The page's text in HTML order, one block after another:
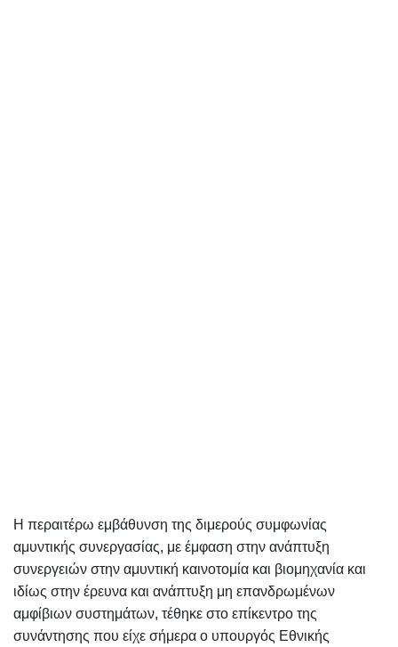
Η περαιτέρω εμβάθυνση της διμερούς συμφωνίας
αμυντικής συνεργασίας, με έμφαση στην ανάπτυξη
συνεργειών στην αμυντική καινοτομία και βιομηχανία και
ιδίως στην έρευνα και ανάπτυξη μη επανδρωμένων
αμφίβιων συστημάτων, τέθηκε στο επίκεντρο της
συνάντησης που είχε σήμερα ο υπουργός Εθνικής